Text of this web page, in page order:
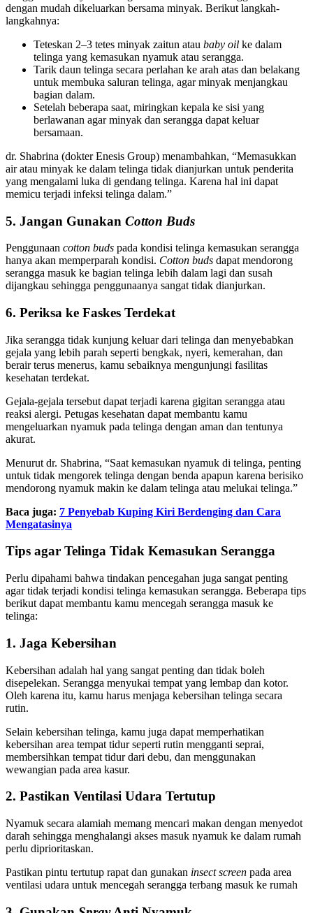
dengan mudah dikeluarkan bersama minyak. Berikut langkah-
langkahnya:
Teteskan 2–3 tetes minyak zaitun atau baby oil ke dalam
telinga yang kemasukan nyamuk atau serangga.
Tarik daun telinga secara perlahan ke arah atas dan belakang
untuk membuka saluran telinga, agar minyak menjangkau
bagian dalam.
Setelah beberapa saat, miringkan kepala ke sisi yang
berlawanan agar minyak dan serangga dapat keluar
bersamaan.
dr. Shabrina (dokter Enesis Group) menambahkan, “Memasukkan
air atau minyak ke dalam telinga tidak dianjurkan untuk penderita
yang mengalami luka di gendang telinga. Karena hal ini dapat
memicu terjadi infeksi telinga dalam.”
5. Jangan Gunakan Cotton Buds
Penggunaan cotton buds pada kondisi telinga kemasukan serangga
hanya akan memperparah kondisi. Cotton buds dapat mendorong
serangga masuk ke bagian telinga lebih dalam lagi dan susah
dijangkau sehingga penggunaanya sangat tidak dianjurkan.
6. Periksa ke Faskes Terdekat
Jika serangga tidak kunjung keluar dari telinga dan menyebabkan
gejala yang lebih parah seperti bengkak, nyeri, kemerahan, dan
berair terus menerus, kamu sebaiknya mengunjungi fasilitas
kesehatan terdekat.
Gejala-gejala tersebut dapat terjadi karena gigitan serangga atau
reaksi alergi. Petugas kesehatan dapat membantu kamu
mengeluarkan nyamuk pada telinga dengan aman dan tentunya
akurat.
Menurut dr. Shabrina, “Saat kemasukan nyamuk di telinga, penting
untuk tidak mengorek telinga dengan benda apapun karena berisiko
mendorong nyamuk makin ke dalam telinga atau melukai telinga.”
Baca juga: 7 Penyebab Kuping Kiri Berdenging dan Cara
Mengatasinya
Tips agar Telinga Tidak Kemasukan Serangga
Perlu dipahami bahwa tindakan pencegahan juga sangat penting
agar tidak terjadi kondisi telinga kemasukan serangga. Beberapa tips
berikut dapat membantu kamu mencegah serangga masuk ke
telinga:
1. Jaga Kebersihan
Kebersihan adalah hal yang sangat penting dan tidak boleh
disepelekan. Serangga menyukai tempat yang lembap dan kotor.
Oleh karena itu, kamu harus menjaga kebersihan telinga secara
rutin.
Selain kebersihan telinga, kamu juga dapat memperhatikan
kebersihan area tempat tidur seperti rutin mengganti seprai,
membersihkan tempat tidur dari debu, dan menggunakan
wewangian pada area kasur.
2. Pastikan Ventilasi Udara Tertutup
Nyamuk secara alamiah memang mencari makan dengan menyedot
darah sehingga menghalangi akses masuk nyamuk ke dalam rumah
perlu diprioritaskan.
Pastikan pintu tertutup rapat dan gunakan insect screen pada area
ventilasi udara untuk mencegah serangga terbang masuk ke rumah